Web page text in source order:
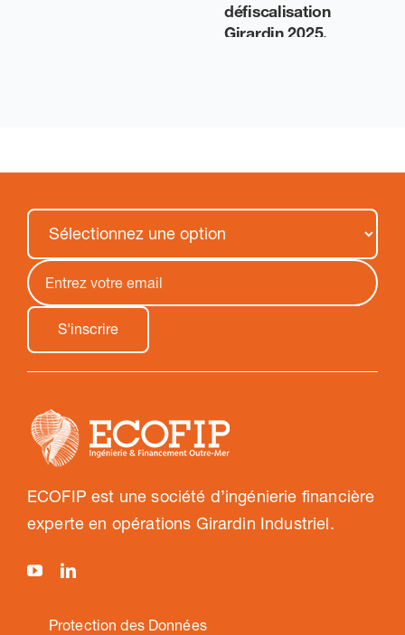
défiscalisation
Girardin 2025.
ECOFIP est une société d’ingénierie financière
experte en opérations Girardin Industriel.
Protection des Données